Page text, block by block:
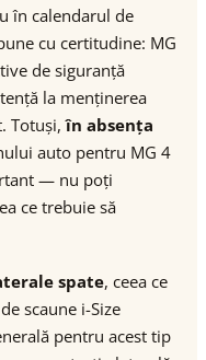
în calendarul de
cu certitudine: MG
de siguranță
la menținerea
Totuși,în absența
auto pentru MG 4
— nu poți
ce trebuie să
spate, ceea ce
scaune i-Size
pentru acest tip